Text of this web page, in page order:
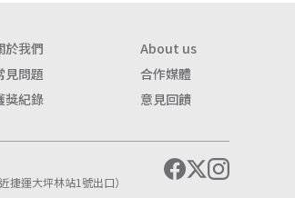
於我們
About us
見問題
合作媒體
獎紀錄 意見回饋
運大坪林站1號出口）